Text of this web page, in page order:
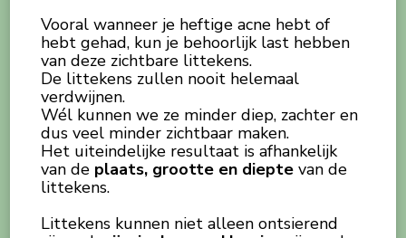
Vooral wanneer je heftige acne hebt of
hebt gehad, kun je behoorlijk last hebben
van deze zichtbare littekens.
De littekens zullen nooit helemaal
verdwijnen.
Wél kunnen we ze minder diep, zachter en
dus veel minder zichtbaar maken.
Het uiteindelijke resultaat is afhankelijk
van de plaats, grootte en diepte van de
littekens.
Littekens kunnen niet alleen ontsierend